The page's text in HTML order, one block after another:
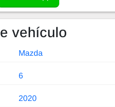
vehículo
Mazda
6
2020